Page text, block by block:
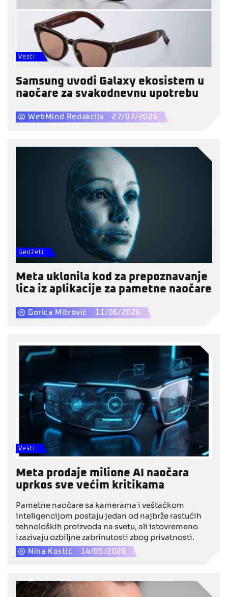
Vesti
Samsung uvodi Galaxy ekosistem u
naočare za svakodnevnu upotrebu
WebMind Redakcija 27/07/2026
Gedžeti
Meta uklonila kod za prepoznavanje
lica iz aplikacije za pametne naočare
Gorica Mitrović 11/06/2026
Vesti
Meta prodaje milione AI naočara
uprkos sve većim kritikama
Pametne naočare sa kamerama i veštačkom
inteligencijom postaju jedan od najbrže rastućih
tehnoloških proizvoda na svetu, ali istovremeno
izazivaju ozbiljne zabrinutosti zbog privatnosti.
Nina Kostić 14/05/2026